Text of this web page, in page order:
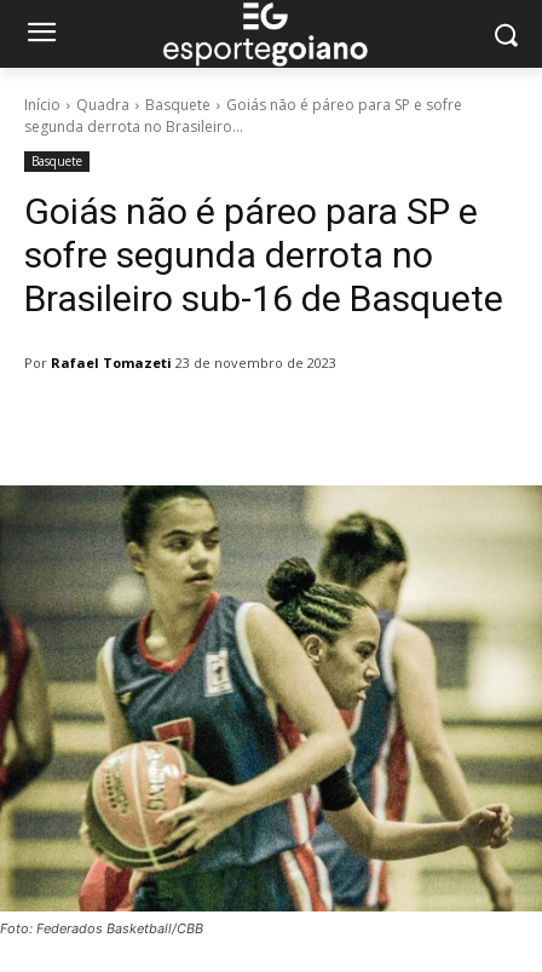
Início Quadra Basquete
Goiás não é páreo para SP e sofre
segunda derrota no Brasileiro...
Basquete
Goiás não é páreo para SP e
sofre segunda derrota no
Brasileiro sub-16 de Basquete
Por Rafael Tomazeti 23 de novembro de 2023
Foto: Federados Basketball/CBB